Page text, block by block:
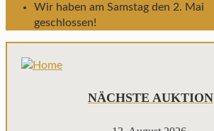
Wir haben am Samstag den 2. Mai
geschlossen!
NÄCHSTE AUKTION